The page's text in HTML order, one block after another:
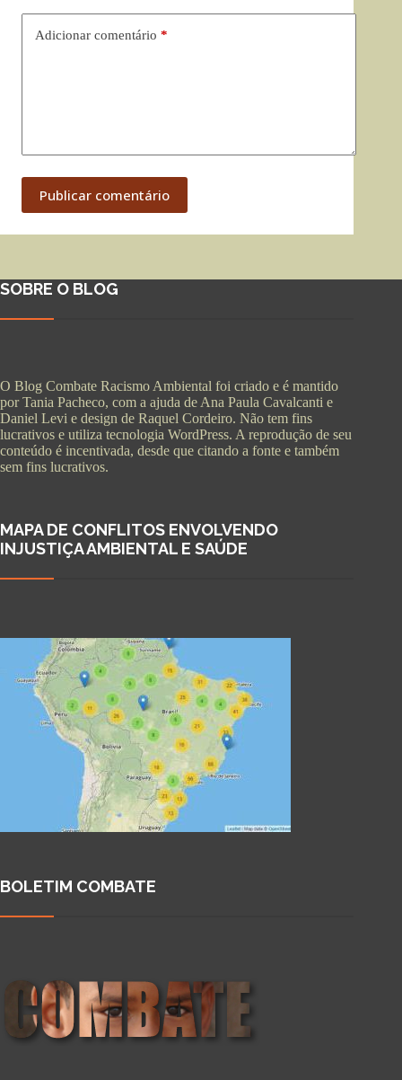
Adicionar comentário *
Publicar comentário
SOBRE O BLOG
O Blog Combate Racismo Ambiental foi criado e é mantido
por Tania Pacheco, com a ajuda de Ana Paula Cavalcanti e
Daniel Levi e design de Raquel Cordeiro. Não tem fins
lucrativos e utiliza tecnologia WordPress. A reprodução de seu
conteúdo é incentivada, desde que citando a fonte e também
sem fins lucrativos.
MAPA DE CONFLITOS ENVOLVENDO
INJUSTIÇA AMBIENTAL E SAÚDE
BOLETIM COMBATE